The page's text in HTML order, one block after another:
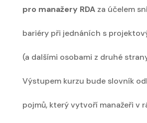
pro manažery RDAza účelem
bariéry při jednáních s
(a dalšími osobami z druhé
Výstupem kurzu bude slovník
pojmů, který vytvoří manažeři v